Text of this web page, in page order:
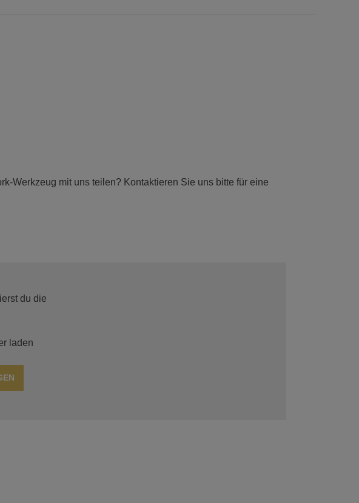
Werkzeug mit uns teilen? Kontaktieren Sie uns bitte für eine
du die
laden